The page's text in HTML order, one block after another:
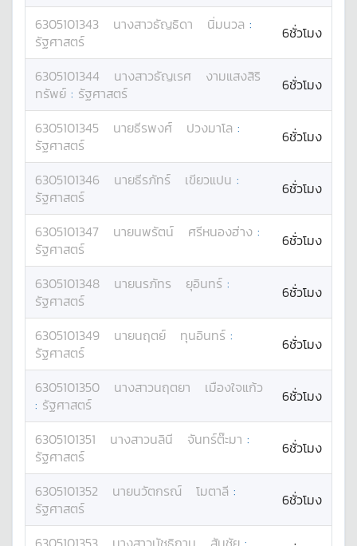
6305101343 นางสาวธัญธิดา นิ่มนวล :
รัฐศาสตร์
6ชั่วโมง
6305101344 นางสาวธัญเรศ
งามแสงสิริ
ทรัพย์ : รัฐศาสตร์ 6ชั่วโมง
6305101345 นายธีรพงศ์ ปวงมาโล :
รัฐศาสตร์
6ชั่วโมง
6305101346 นายธีรภัทร์ เขียวแปน :
รัฐศาสตร์
6ชั่วโมง
6305101347 นายนพรัตน์ ศรีหนองฮ่าง :
รัฐศาสตร์
6ชั่วโมง
6305101348 นายนรภัทร ยุอินทร์ :
รัฐศาสตร์
6ชั่วโมง
6305101349 นายนฤตย์ ทุนอินทร์ :
รัฐศาสตร์
6ชั่วโมง
6305101350 นางสาวนฤตยา
เมืองใจแก้ว
: รัฐศาสตร์ 6ชั่วโมง
6305101351 นางสาวนลินี จันทร์ต๊ะมา :
รัฐศาสตร์
6ชั่วโมง
6305101352 นายนวัตกรณ์ โมตาลี :
รัฐศาสตร์
6ชั่วโมง